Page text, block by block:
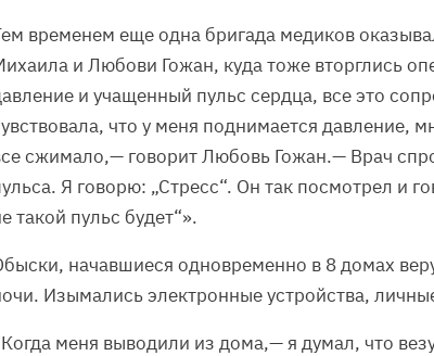
временем еще одна бригада медиков
и Любови Гожан, куда тоже вторглись
и учащенный пульс сердца, все это
что у меня поднимается давление,
сжимало,— говорит Любовь Гожан.— Врач
Я говорю: „Стресс“. Он так посмотрел и
такой пульс будет“».
начавшиеся одновременно в 8 домах
Изымались электронные устройства,
меня выводили из дома,— я думал, что